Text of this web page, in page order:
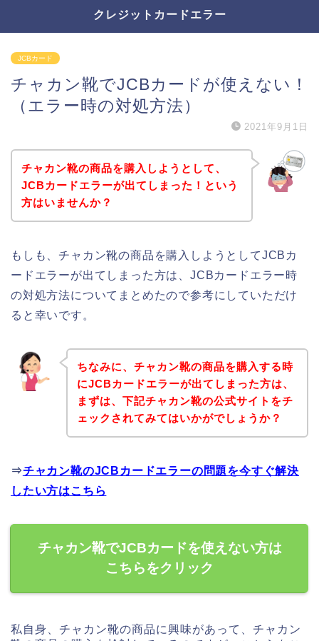
クレジットカードエラー
JCBカード
チャカン靴でJCBカードが使えない！
（エラー時の対処方法）
2021年9月1日
チャカン靴の商品を購入しようとして、
JCBカードエラーが出てしまった！という
方はいませんか？
もしも、チャカン靴の商品を購入しようとしてJCBカ
ードエラーが出てしまった方は、JCBカードエラー時
の対処方法についてまとめたので参考にしていただけ
ると幸いです。
ちなみに、チャカン靴の商品を購入する時
にJCBカードエラーが出てしまった方は、
まずは、下記チャカン靴の公式サイトをチ
ェックされてみてはいかがでしょうか？
⇒チャカン靴のJCBカードエラーの問題を今すぐ解決
したい方はこちら
チャカン靴でJCBカードを使えない方は
こちらをクリック
私自身、チャカン靴の商品に興味があって、チャカン